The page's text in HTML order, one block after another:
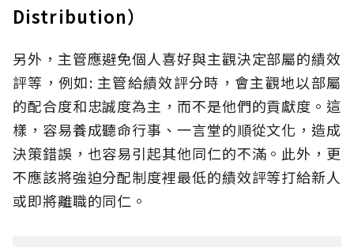
Distribution）
另外，主管應避免個人喜好與主觀決定部屬的績效
評等，例如: 主管給績效評分時，會主觀地以部屬
的配合度和忠誠度為主，而不是他們的貢獻度。這
樣，容易養成聽命行事、一言堂的順從文化，造成
決策錯誤，也容易引起其他同仁的不滿。此外，更
不應該將強迫分配制度裡最低的績效評等打給新人
或即將離職的同仁。